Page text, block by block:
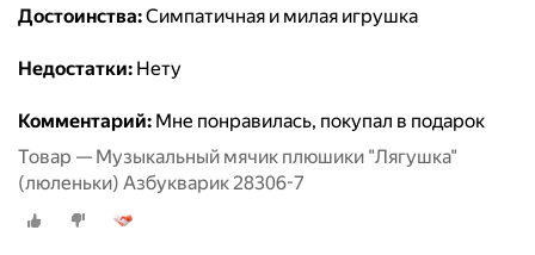
Достоинства:Симпатичная и милая игрушка
Недостатки: Нету
Комментарий: Мне понравилась, покупал в подарок
Товар — Музыкальный мячик плюшики "Лягушка"
(люленьки) Азбукварик 28306-7